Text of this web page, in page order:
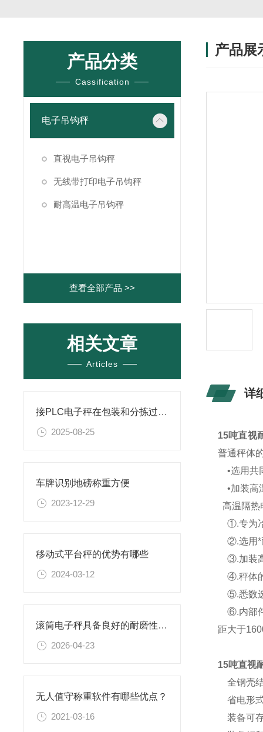
产品分类
Cassification
电子吊钩秤
直视电子吊钩秤
无线带打印电子吊钩秤
耐高温电子吊钩秤
查看全部产品 >>
相关文章
Articles
接PLC电子秤在包装和分拣过程中的作用
2025-08-25
车牌识别地磅称重方便
2023-12-29
移动式平台秤的优势有哪些
2024-03-12
滚筒电子秤具备良好的耐磨性和抗腐蚀性
2026-04-23
无人值守称重软件有哪些优点？
2021-03-16
产品展
详
15吨直视
普通秤体
•选用共
•加装高
高温隔热
①.专为冶
②.选用*
③.加装
④.秤体的
⑤.悉数
⑥.内部件
距大于
15吨直视
全钢壳
省电形
装备可